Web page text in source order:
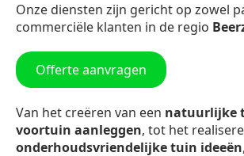
Onze diensten zijn gericht op zowel
commerciële klanten in de regio
Offerte aanvragen
Van het creëren van een natuurlijke
voortuin aanleggen, tot het
onderhoudsvriendelijke tuin ideeën